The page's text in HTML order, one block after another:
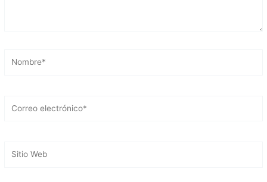
electrónico*
Web